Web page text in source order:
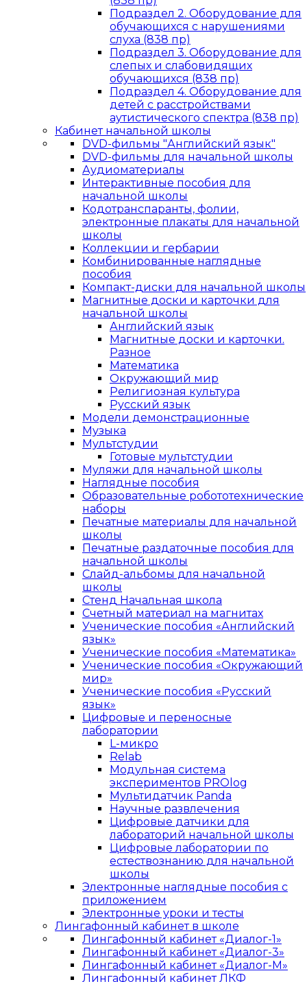
Подраздел 2. Оборудование для
обучающихся с нарушениями
слуха (838 пр)
Подраздел 3. Оборудование для
слепых и слабовидящих
обучающихся (838 пр)
Подраздел 4. Оборудование для
детей с расстройствами
аутистического спектра (838 пр)
Кабинет начальной школы
DVD-фильмы "Английский язык"
DVD-фильмы для начальной школы
Аудиоматериалы
Интерактивные пособия для
начальной школы
Кодотранспаранты, фолии,
электронные плакаты для начальной
школы
Коллекции и гербарии
Комбинированные наглядные
пособия
Компакт-диски для начальной школы
Магнитные доски и карточки для
начальной школы
Английский язык
Магнитные доски и карточки.
Разное
Математика
Окружающий мир
Религиозная культура
Русский язык
Модели демонстрационные
Музыка
Мультстудии
Готовые мультстудии
Муляжи для начальной школы
Наглядные пособия
Образовательные робототехнические
наборы
Печатные материалы для начальной
школы
Печатные раздаточные пособия для
начальной школы
Слайд-альбомы для начальной
школы
Стенд Начальная школа
Счетный материал на магнитах
Ученические пособия «Английский
язык»
Ученические пособия «Математика»
Ученические пособия «Окружающий
мир»
Ученические пособия «Русский
язык»
Цифровые и переносные
лаборатории
L-микро
Relab
Модульная система
экспериментов PROlog
Мультидатчик Panda
Научные развлечения
Цифровые датчики для
лабораторий начальной школы
Цифровые лаборатории по
естествознанию для начальной
школы
Электронные наглядные пособия с
приложением
Электронные уроки и тесты
Лингафонный кабинет в школе
Лингафонный кабинет «Диалог-1»
Лингафонный кабинет «Диалог-3»
Лингафонный кабинет «Диалог-М»
Лингафонный кабинет ЛКФ